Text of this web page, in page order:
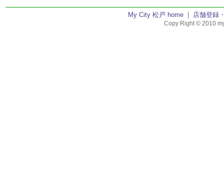
My City 松戸 home 店舗登録
Copy Right © 2010